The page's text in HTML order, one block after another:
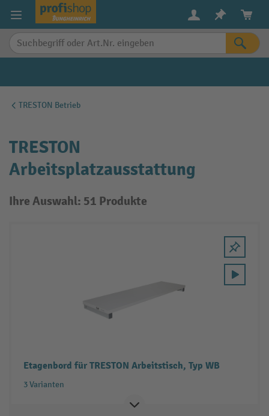
springen
TRESTON Betrieb
TRESTON
Arbeitsplatzausstattung
Ihre Auswahl: 51 Produkte
Etagenbord für TRESTON Arbeitstisch, Typ WB
3 Varianten